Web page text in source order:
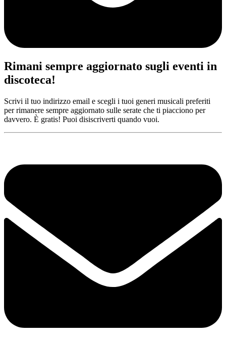
Rimani sempre aggiornato sugli eventi in
discoteca!
Scrivi il tuo indirizzo email e scegli i tuoi generi musicali preferiti
per rimanere sempre aggiornato sulle serate che ti piacciono per
davvero. È gratis! Puoi disiscriverti quando vuoi.